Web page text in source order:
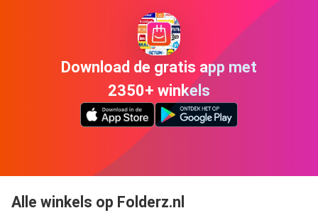
Download de gratis app met
2350+ winkels
Alle winkels op Folderz.nl